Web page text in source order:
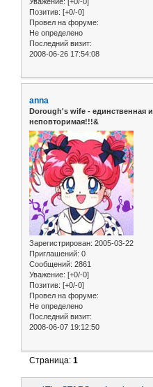
Позитив: [+0/-0]
Провел на форуме:
Не определено
Последний визит:
2008-06-26 17:54:08
anna
Dorough's wife - единственная и
неповторимая!!!&
Зарегистрирован: 2005-03-22
Приглашений: 0
Сообщений: 2861
Уважение: [+0/-0]
Позитив: [+0/-0]
Провел на форуме:
Не определено
Последний визит:
2008-06-07 19:12:50
Страница:1